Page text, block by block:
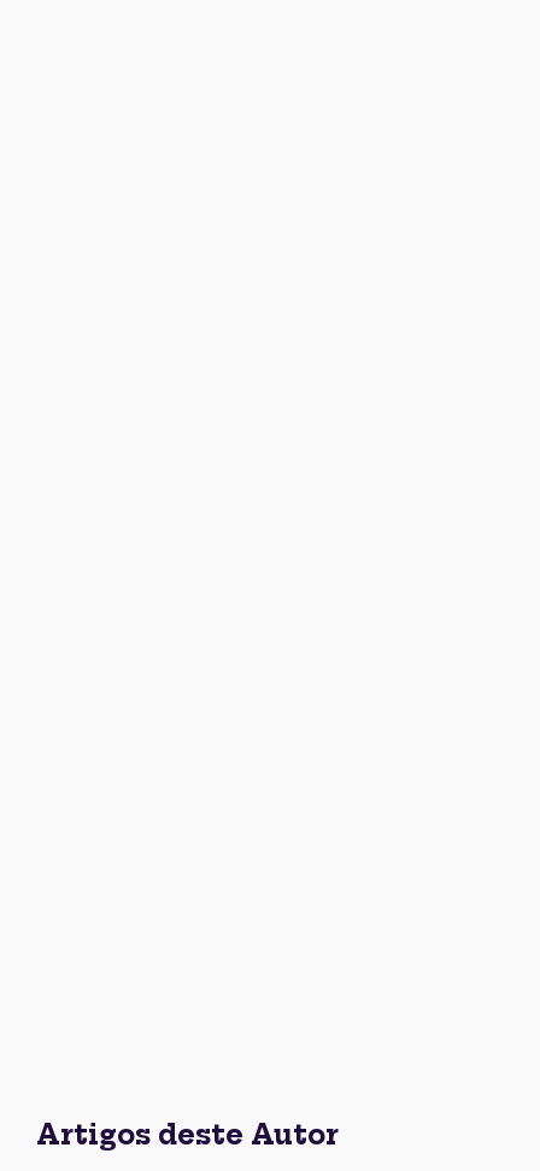
Artigos deste Autor